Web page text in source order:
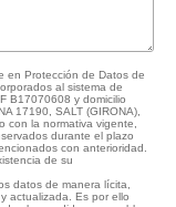
en Protección de Datos de
al sistema de
B17070608 y domicilio
17190, SALT (GIRONA),
con la normativa vigente,
durante el plazo
con anterioridad.
de su
datos de manera lícita,
actualizada. Es por ello